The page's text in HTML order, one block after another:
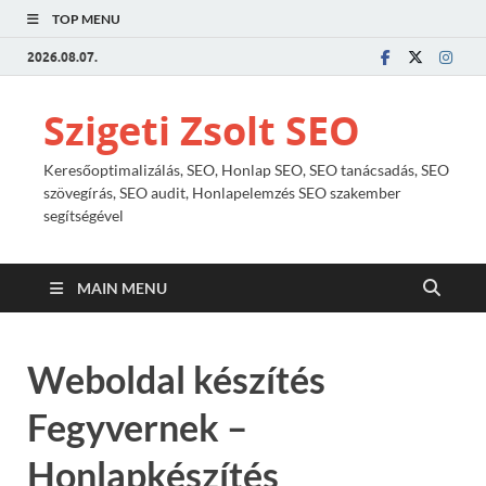
TOP MENU
2026.08.07.
Szigeti Zsolt SEO
Keresőoptimalizálás, SEO, Honlap SEO, SEO tanácsadás, SEO
szövegírás, SEO audit, Honlapelemzés SEO szakember
segítségével
MAIN MENU
Weboldal készítés
Fegyvernek –
Honlapkészítés